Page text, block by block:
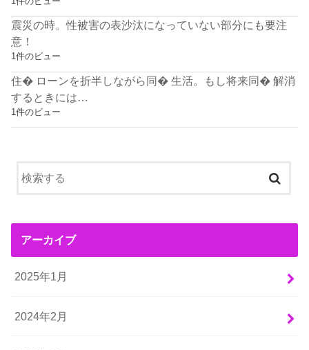
震災の時。性被害の表沙汰になっていない部分にも要注
意！
1件のビュー
住� ローンを折半しながら同� 生活。もし将来同� 解消
するときには…
1件のビュー
アーカイブ
2025年1月
2024年2月